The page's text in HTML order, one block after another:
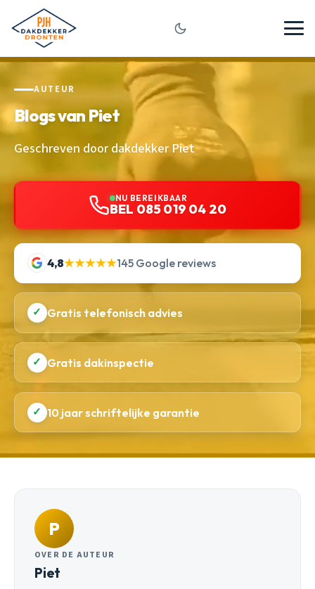
AUTEUR
Blogs van Piet
Geschreven door dakdekker Piet
NU BEREIKBAAR
BEL 085 019 04 20
4,8★★★★★145 Google reviews
✓ Gratis telefonisch advies
✓ Gratis dakinspectie
✓ 10 jaar schriftelijke garantie
P
OVER DE AUTEUR
Piet